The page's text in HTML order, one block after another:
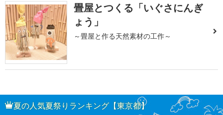
畳屋とつくる「いぐさにんぎ
ょう」
～畳屋と作る天然素材の工作～
夏の人気夏祭りランキング【東京都】